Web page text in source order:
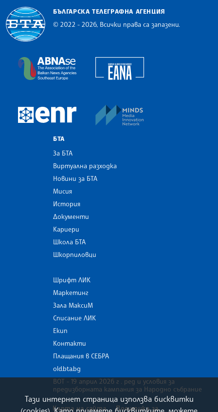
БЪЛГАРСКА ТЕЛЕГРАФНА АГЕНЦИЯ
© 2022 - 2026, Всички права са запазени.
The Assocoation of the Balkan News Agencies
European Newsroom
БТА
За БТА
Виртуална разходка
Новини за БТА
Мисия
История
Документи
Кариери
Школа БТА
Шкорпиловци
Шрифт ЛИК
Маркетинг
Зала МаксиМ
Списание ЛИК
Екип
Контакти
Плащания в СЕБРА
old.bta.bg
ВОТ - 19 април 2026 г . ред и условия за
предизборната кампания за Народно събрание
Карта на сайта Политика за
Тази интернет страница използва бисквитки